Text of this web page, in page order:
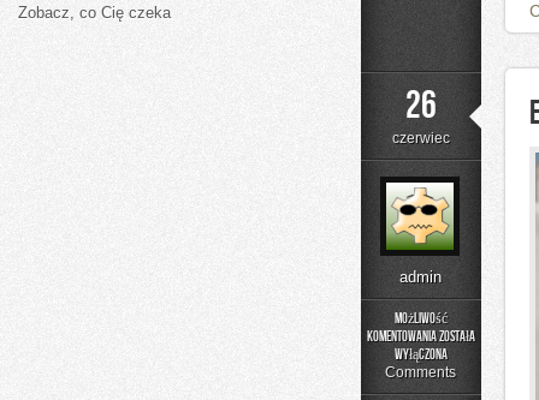
26
czerwiec
admin
Możliwość
komentowania
Edukacja
Styl
została
wyłączona
Comments
Zobacz, co Cię czeka